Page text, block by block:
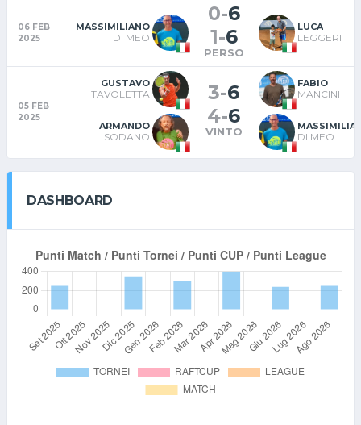
06 FEB
2025
MASSIMILIANO
DI MEO
0-6
1-6
PERSO
LUCA
LEGGERI
05 FEB
2025
GUSTAVO
TAVOLETTA
ARMANDO
SODANO
3-6
4-6
VINTO
FABIO
MANCINI
DI MEO
DASHBOARD